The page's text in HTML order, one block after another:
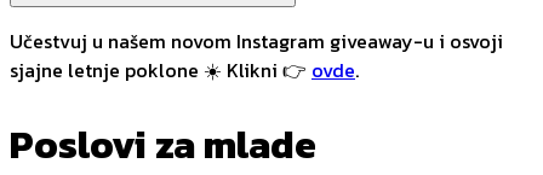
Učestvuj u našem novom Instagram giveaway-u i osvoji
sjajne letnje poklone ☀️ Klikni 👉 ovde.
Poslovi za mlade